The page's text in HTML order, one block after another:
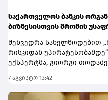
საქართველოს ბანკის
ბიზნესისთვის შრომის
შეხვედრა სახელწოდებით
რისკიდან
ექსპერტმა, გიორგი
იმის შესახებ, თუ როგორ
სტანდარტების დანერგვა
7 აგვისტო 13:42